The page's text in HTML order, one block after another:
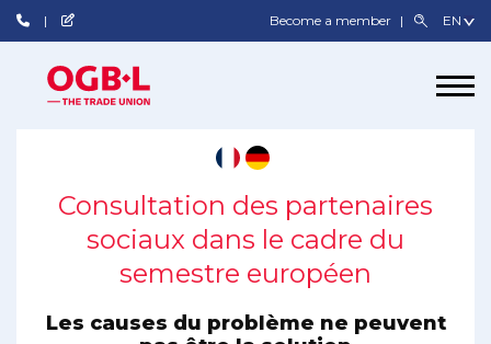
Become a member
Consultation des partenaires
sociaux dans le cadre du
semestre européen
Les causes du problème ne peuvent